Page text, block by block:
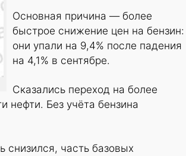
Основная причина — более
быстрое снижение цен на бензин:
они упали на 9,4% после падения
на 4,1% в сентябре.
Сказались переход на более
Без учёта бензина
снизился, часть базовых